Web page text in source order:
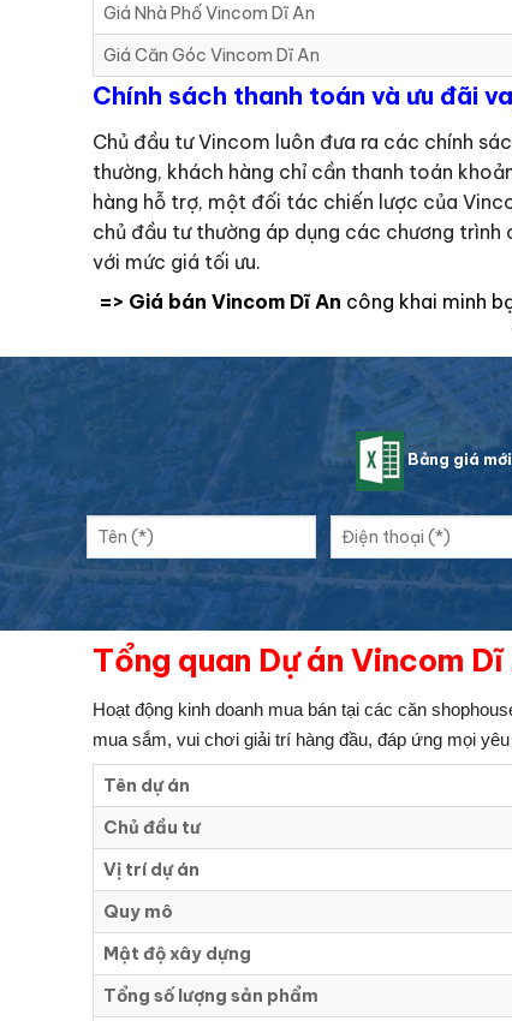
Giá Nhà Phố Vincom Dĩ An
Giá Căn Góc Vincom Dĩ An
Chính sách thanh toán và ưu đãi
Chủ đầu tư Vincom luôn đưa ra các chính
thường, khách hàng chỉ cần thanh toán
hàng hỗ trợ, một đối tác chiến lược của
chủ đầu tư thường áp dụng các chương
với mức giá tối ưu.
=> Giá bán Vincom Dĩ An công khai minh
Bảng giá
Tổng quan Dự án Vincom Dĩ
Hoạt động kinh doanh mua bán tại các căn
mua sắm, vui chơi giải trí hàng đầu, đáp ứng mọi
Tên dự án
Chủ đầu tư
Vị trí dự án
Quy mô
Mật độ xây dựng
Tổng số lượng sản phẩm